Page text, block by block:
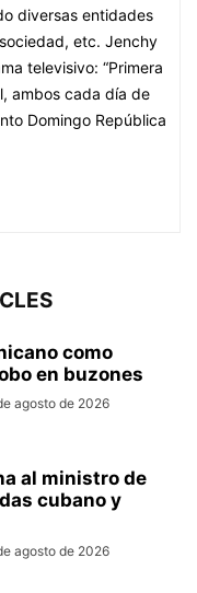
diversas entidades
etc. Jenchy
televisivo: “Primera
ambos cada día de
Domingo República
como
en buzones
agosto de 2026
al ministro de
cubano y
agosto de 2026